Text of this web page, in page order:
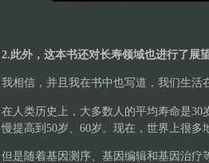
2.此外，这本书还对长寿领域也进行了展望
我相信，并且我在书中也写道，我们生活
在人类历史上，大多数人的平均寿命是30
慢提高到50岁、60岁。现在，世界上很多
但是随着基因测序、基因编辑和基因治疗